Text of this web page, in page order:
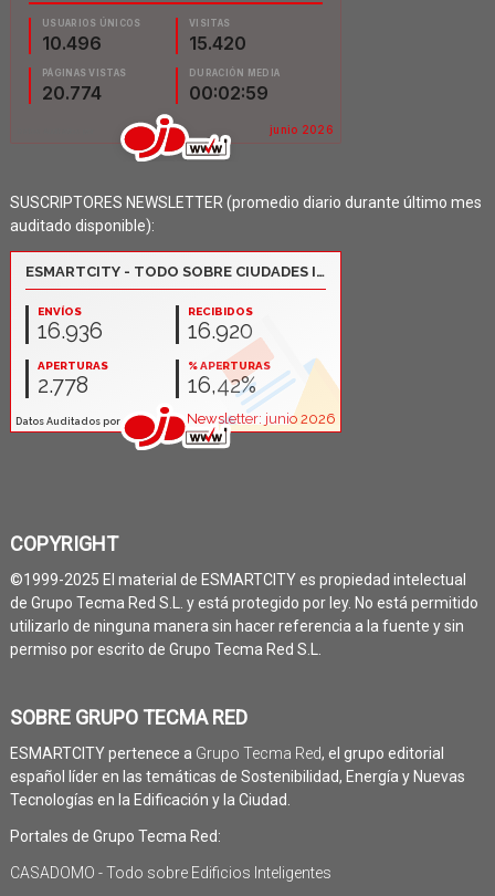
SUSCRIPTORES NEWSLETTER (promedio diario durante último mes
auditado disponible):
COPYRIGHT
©1999-2025 El material de ESMARTCITY es propiedad intelectual
de Grupo Tecma Red S.L. y está protegido por ley. No está permitido
utilizarlo de ninguna manera sin hacer referencia a la fuente y sin
permiso por escrito de Grupo Tecma Red S.L.
SOBRE GRUPO TECMA RED
ESMARTCITY pertenece a Grupo Tecma Red, el grupo editorial
español líder en las temáticas de Sostenibilidad, Energía y Nuevas
Tecnologías en la Edificación y la Ciudad.
Portales de Grupo Tecma Red:
CASADOMO - Todo sobre Edificios Inteligentes